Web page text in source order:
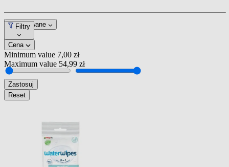
Dopasowane
Filtry
Cena
Minimum value 7,00 zł
Maximum value 54,99 zł
Zastosuj
Reset